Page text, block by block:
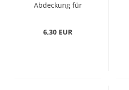
Abdeckung für
6,30 EUR